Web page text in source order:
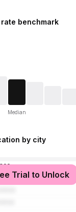
rate benchmark
Median
by city
Province
Trial to Unlock